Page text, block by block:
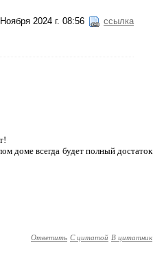
2024 г. 08:56 ссылка
доме всегда будет полный достаток
Ответить С цитатой В цитатник